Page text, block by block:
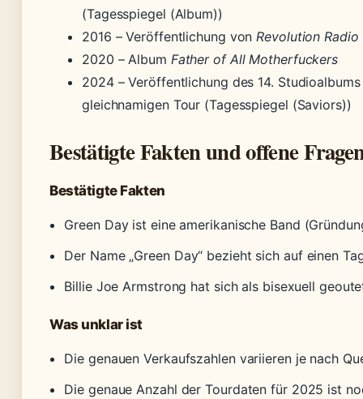
(Tagesspiegel (Album))
2016 – Veröffentlichung vonRevolution Radio
2020 – Album Father of All Motherfuckers
2024– Veröffentlichung des 14.
gleichnamigen Tour (Tagesspiegel (Saviors))
Bestätigte Fakten und offene
Bestätigte Fakten
Green Day ist eine amerikanische Band
Der Name „Green Day“ bezieht sich auf einen
Billie Joe Armstrong hat sich als bisexuell
Was unklar ist
Die genauen Verkaufszahlen variieren je nach
Die genaue Anzahl der Tourdaten für 2025 ist